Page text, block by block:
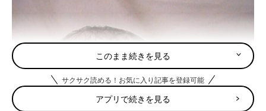
このまま続きを見る
サクサク読める！お気に入り記事を登録可能
アプリで続きを見る